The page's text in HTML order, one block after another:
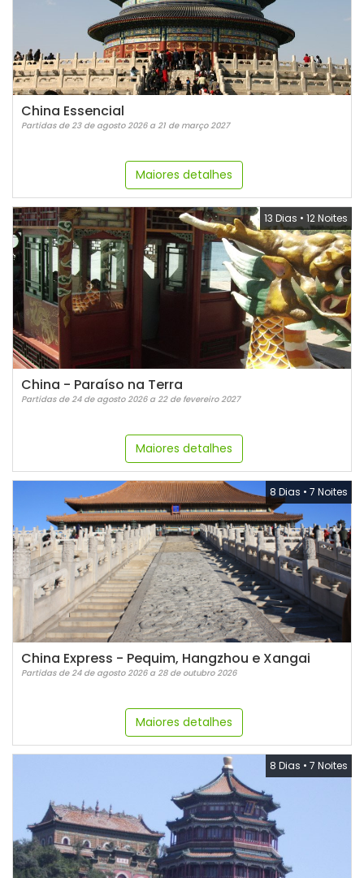
China Essencial
Partidas de 23 de agosto 2026 a 21 de março 2027
Maiores detalhes
13 Dias • 12 Noites
China - Paraíso na Terra
Partidas de 24 de agosto 2026 a 22 de fevereiro 2027
Maiores detalhes
8 Dias • 7 Noites
China Express - Pequim, Hangzhou e Xangai
Partidas de 24 de agosto 2026 a 28 de outubro 2026
Maiores detalhes
8 Dias • 7 Noites